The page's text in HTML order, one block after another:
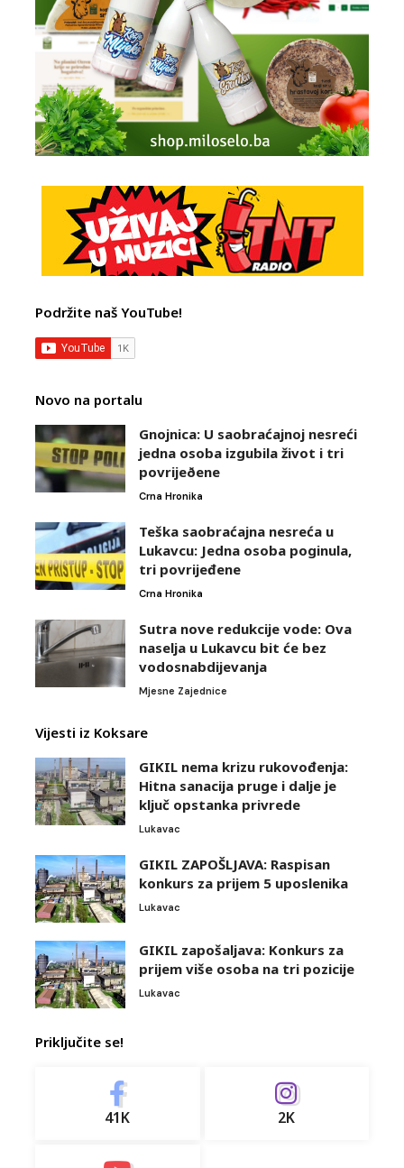
Podržite naš YouTube!
Novo na portalu
Gnojnica: U saobraćajnoj nesreći
jedna osoba izgubila život i tri
povrijeðene
Crna Hronika
Teška saobraćajna nesreća u
Lukavcu: Jedna osoba poginula,
tri povrijeđene
Crna Hronika
Sutra nove redukcije vode: Ova
naselja u Lukavcu bit će bez
vodosnabdijevanja
Mjesne Zajednice
Vijesti iz Koksare
GIKIL nema krizu rukovođenja:
Hitna sanacija pruge i dalje je
ključ opstanka privrede
Lukavac
GIKIL ZAPOŠLJAVA: Raspisan
konkurs za prijem 5 uposlenika
Lukavac
GIKIL zapošaljava: Konkurs za
prijem više osoba na tri pozicije
Lukavac
Priključite se!
41K 2K